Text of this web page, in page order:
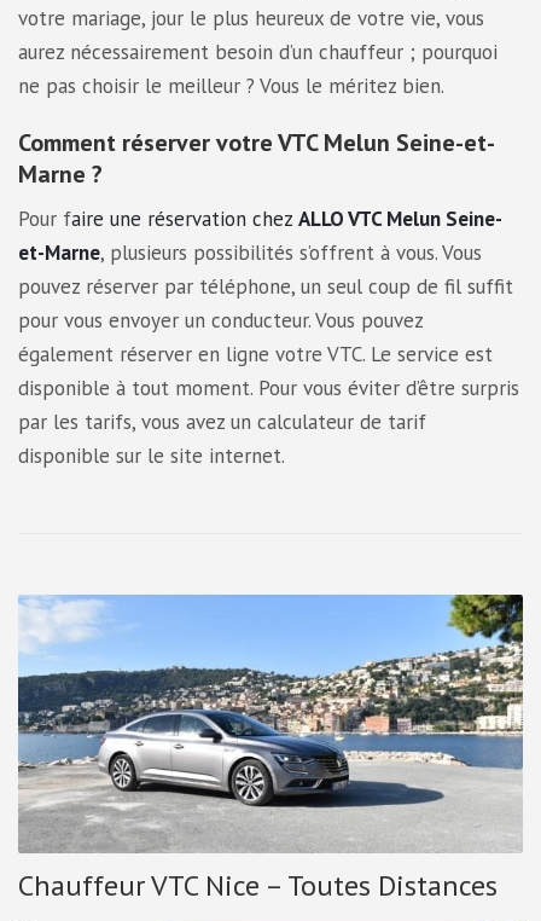
votre mariage, jour le plus heureux de votre vie, vous
aurez nécessairement besoin d’un chauffeur ; pourquoi
ne pas choisir le meilleur ? Vous le méritez bien.
Comment réserver votre VTC Melun Seine-et-
Marne ?
Pour faire une réservation chez ALLO VTC Melun Seine-
et-Marne, plusieurs possibilités s’offrent à vous. Vous
pouvez réserver par téléphone, un seul coup de fil suffit
pour vous envoyer un conducteur. Vous pouvez
également réserver en ligne votre VTC. Le service est
disponible à tout moment. Pour vous éviter d’être surpris
par les tarifs, vous avez un calculateur de tarif
disponible sur le site internet.
Chauffeur VTC Nice – Toutes Distances